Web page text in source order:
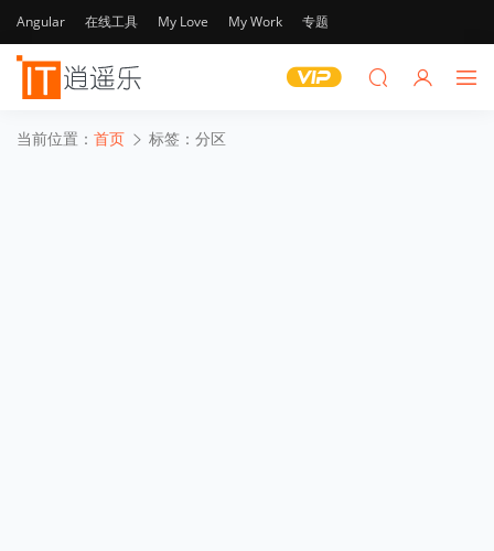
Angular 在线工具 My Love My Work 专题
当前位置： 首页 标签：分区